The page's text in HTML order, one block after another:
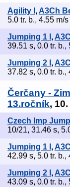
Agility I ,A3Ch
5.0 tr. b., 4.55 m/s
Jumping 1 I ,
39.51 s, 0.0 tr. b.,
Jumping 2 I ,
37.82 s, 0.0 tr. b.,
Čerčany -
13.ročník,
Czech Imp Jump I
10/21, 31.46 s,
Jumping 1 I ,
42.99 s, 5.0 tr. b.,
Jumping 2 I ,
43.09 s, 0.0 tr. b.,